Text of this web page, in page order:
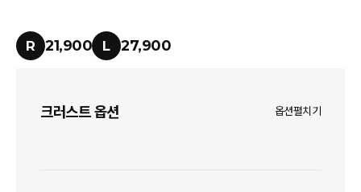
R 21,900 L 27,900
크러스트 옵션 옵션펼치기